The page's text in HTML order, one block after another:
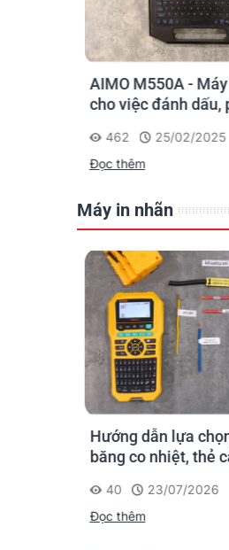
AIMO M550A -
cho việc đánh dấu,
462
25/02/2025
Đọc thêm
Máy in nhãn
Hướng dẫn lựa
băng co nhiệt, thẻ
40
23/07/2026
Đọc thêm